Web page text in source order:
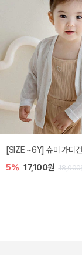
밀라 아기 점
10%